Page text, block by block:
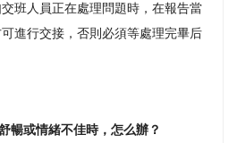
班人員正在處理問題時，在報告當
進行交接，否則必須等處理完畢后
暢或情緒不佳時，怎么辦？